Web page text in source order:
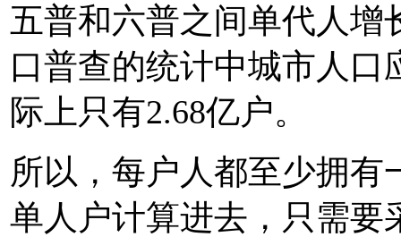
五普和六普之间单代人增
口普查的统计中城市人口
际上只有2.68亿户。
所以，每户人都至少拥
单人户计算进去，只需要